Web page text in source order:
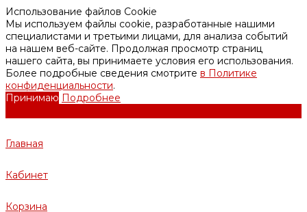
Использование файлов Cookie
Мы используем файлы cookie, разработанные нашими
специалистами и третьими лицами, для анализа событий
на нашем веб-сайте. Продолжая просмотр страниц
нашего сайта, вы принимаете условия его использования.
Более подробные сведения смотрите в Политике
конфиденциальности.
Принимаю Подробнее
Главная
Кабинет
Корзина